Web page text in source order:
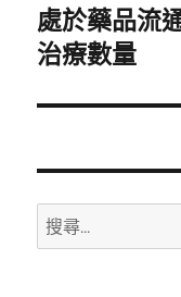
章:
下
一
文
處於藥品流
治療數量
搜
尋